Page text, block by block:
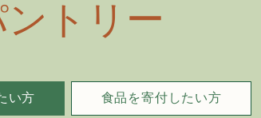
トリー
い方 食品を寄付したい方